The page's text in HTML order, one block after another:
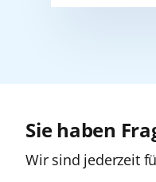
Sie haben
Wir sind jederzeit